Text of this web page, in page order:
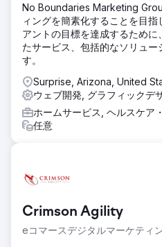
た。これらはすべて Godot エ
結果
チームは開発を加速し、ゲーム
ジタル マーケットプレイスで
エージェンシ
No Boundaries Marketing
ィングを簡素化することを目
アントの目標を達成するため
たサービス、包括的なソリュー
す。
Surprise, Arizona, United
ウェブ開発, グラフィックデ
ホームサービス, ヘルスケア
任意
Crimson Agility
eコマースデジタルマーケティ